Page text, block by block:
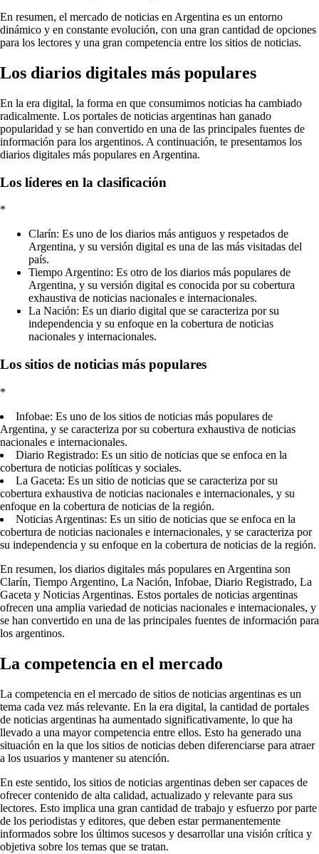
En resumen, el mercado de noticias en Argentina es un entorno
dinámico y en constante evolución, con una gran cantidad de opciones
para los lectores y una gran competencia entre los sitios de noticias.
Los diarios digitales más populares
En la era digital, la forma en que consumimos noticias ha cambiado
radicalmente. Los portales de noticias argentinas han ganado
popularidad y se han convertido en una de las principales fuentes de
información para los argentinos. A continuación, te presentamos los
diarios digitales más populares en Argentina.
Los líderes en la clasificación
*
Clarín: Es uno de los diarios más antiguos y respetados de
Argentina, y su versión digital es una de las más visitadas del
país.
Tiempo Argentino: Es otro de los diarios más populares de
Argentina, y su versión digital es conocida por su cobertura
exhaustiva de noticias nacionales e internacionales.
La Nación: Es un diario digital que se caracteriza por su
independencia y su enfoque en la cobertura de noticias
nacionales y internacionales.
Los sitios de noticias más populares
*
Infobae: Es uno de los sitios de noticias más populares de
Argentina, y se caracteriza por su cobertura exhaustiva de noticias
nacionales e internacionales.
Diario Registrado: Es un sitio de noticias que se enfoca en la
cobertura de noticias políticas y sociales.
La Gaceta: Es un sitio de noticias que se caracteriza por su
cobertura exhaustiva de noticias nacionales e internacionales, y su
enfoque en la cobertura de noticias de la región.
Noticias Argentinas: Es un sitio de noticias que se enfoca en la
cobertura de noticias nacionales e internacionales, y se caracteriza por
su independencia y su enfoque en la cobertura de noticias de la región.
En resumen, los diarios digitales más populares en Argentina son
Clarín, Tiempo Argentino, La Nación, Infobae, Diario Registrado, La
Gaceta y Noticias Argentinas. Estos portales de noticias argentinas
ofrecen una amplia variedad de noticias nacionales e internacionales, y
se han convertido en una de las principales fuentes de información para
los argentinos.
La competencia en el mercado
La competencia en el mercado de sitios de noticias argentinas es un
tema cada vez más relevante. En la era digital, la cantidad de portales
de noticias argentinas ha aumentado significativamente, lo que ha
llevado a una mayor competencia entre ellos. Esto ha generado una
situación en la que los sitios de noticias deben diferenciarse para atraer
a los usuarios y mantener su atención.
En este sentido, los sitios de noticias argentinas deben ser capaces de
ofrecer contenido de alta calidad, actualizado y relevante para sus
lectores. Esto implica una gran cantidad de trabajo y esfuerzo por parte
de los periodistas y editores, que deben estar permanentemente
informados sobre los últimos sucesos y desarrollar una visión crítica y
objetiva sobre los temas que se tratan.